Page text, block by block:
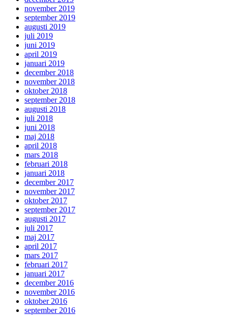
november 2019
september 2019
augusti 2019
juli 2019
juni 2019
april 2019
januari 2019
december 2018
november 2018
oktober 2018
september 2018
augusti 2018
juli 2018
juni 2018
maj 2018
april 2018
mars 2018
februari 2018
januari 2018
december 2017
november 2017
oktober 2017
september 2017
augusti 2017
juli 2017
maj 2017
april 2017
mars 2017
februari 2017
januari 2017
december 2016
november 2016
oktober 2016
september 2016